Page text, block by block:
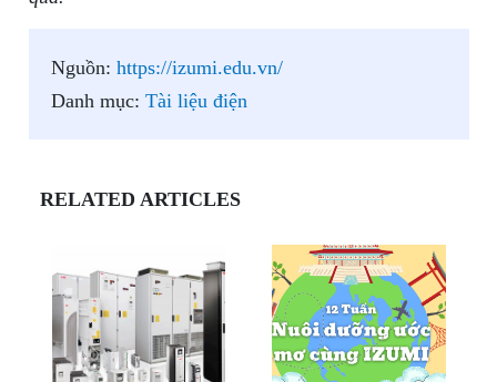
Nguồn: https://izumi.edu.vn/
Danh mục: Tài liệu điện
RELATED ARTICLES